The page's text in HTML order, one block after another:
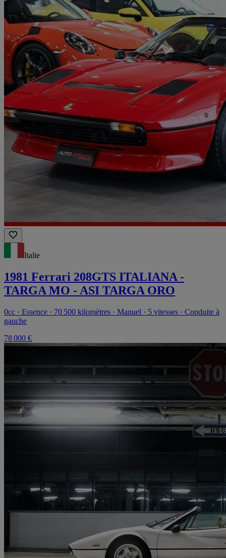
Italie
1981 Ferrari 208GTS ITALIANA -
TARGA MO - ASI TARGA ORO
0cc · Essence · 70 500 kilomètres · Manuel · 5 vitesses · Conduite à
gauche
78 000 €